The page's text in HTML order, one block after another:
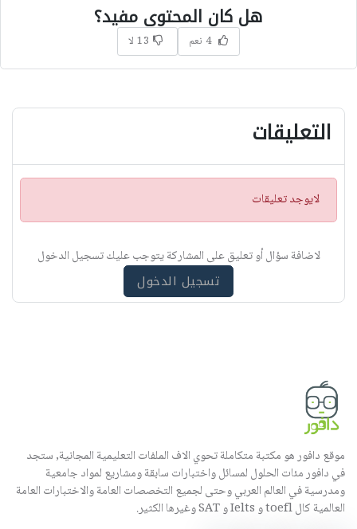
هل كان المحتوى مفيد؟
4 نعم 13 لا
التعليقات
ت
ن
ي
لايوجد تعليقات
لاضافة سؤال أو تعليق على المشاركة يتوجب عليك تسجيل الدخول
تسجيل الدخول
موقع دافور هو مكتبة متكاملة تحوي الاف الملفات التعليمية المجانية, ستجد
في دافور مئات الحلول لمسائل واختبارات سابقة ومشاريع لمواد جامعية
ومدرسية في العالم العربي وحتى لجميع التخصصات العامة والاختبارات العامة
العالمية كال toefl و Ielts و SAT وغيرها الكثير.